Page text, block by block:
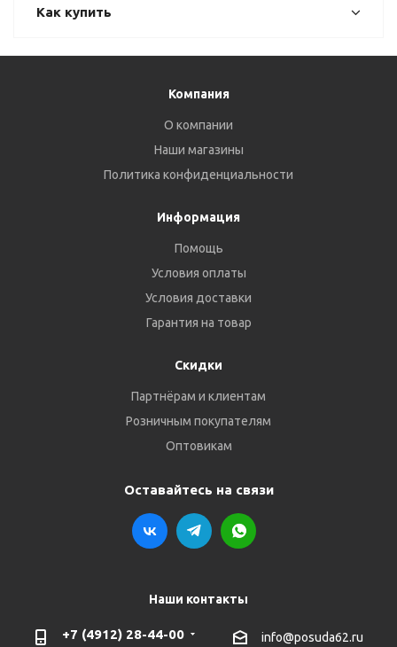
Как купить
Компания
О компании
Наши магазины
Политика конфиденциальности
Информация
Помощь
Условия оплаты
Условия доставки
Гарантия на товар
Скидки
Партнёрам и клиентам
Розничным покупателям
Оптовикам
Оставайтесь на связи
Наши контакты
+7 (4912) 28-44-00 info@posuda62.ru